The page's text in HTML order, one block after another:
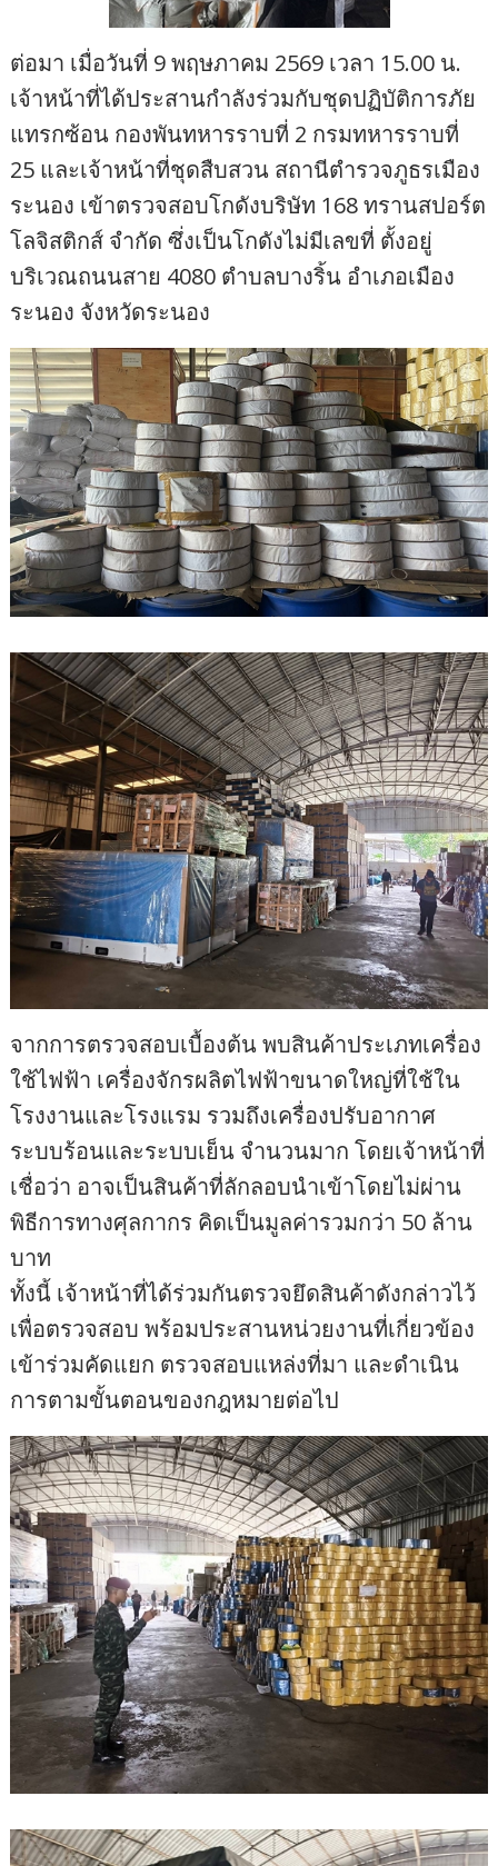
ต่อมา เมื่อวันที่ 9 พฤษภาคม 2569 เวลา 15.00 น.
เจ้าหน้าที่ได้ประสานกำลังร่วมกับชุดปฏิบัติการภัย
แทรกซ้อน กองพันทหารราบที่ 2 กรมทหารราบที่
25 และเจ้าหน้าที่ชุดสืบสวน สถานีตำรวจภูธรเมือง
ระนอง เข้าตรวจสอบโกดังบริษัท 168 ทรานสปอร์ต
โลจิสติกส์ จำกัด ซึ่งเป็นโกดังไม่มีเลขที่ ตั้งอยู่
บริเวณถนนสาย 4080 ตำบลบางริ้น อำเภอเมือง
ระนอง จังหวัดระนอง
จากการตรวจสอบเบื้องต้น พบสินค้าประเภทเครื่อง
ใช้ไฟฟ้า เครื่องจักรผลิตไฟฟ้าขนาดใหญ่ที่ใช้ใน
โรงงานและโรงแรม รวมถึงเครื่องปรับอากาศ
ระบบร้อนและระบบเย็น จำนวนมาก โดยเจ้าหน้าที่
เชื่อว่า อาจเป็นสินค้าที่ลักลอบนำเข้าโดยไม่ผ่าน
พิธีการทางศุลกากร คิดเป็นมูลค่ารวมกว่า 50 ล้าน
บาท
ทั้งนี้ เจ้าหน้าที่ได้ร่วมกันตรวจยึดสินค้าดังกล่าวไว้
เพื่อตรวจสอบ พร้อมประสานหน่วยงานที่เกี่ยวข้อง
เข้าร่วมคัดแยก ตรวจสอบแหล่งที่มา และดำเนิน
การตามขั้นตอนของกฎหมายต่อไป